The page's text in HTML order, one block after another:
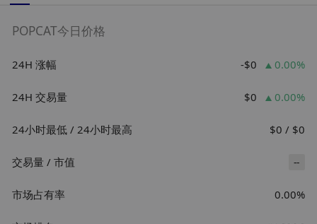
POPCAT今日价格
24H 涨幅 -$0 0.00%
24H 交易量 $0 0.00%
24小时最低 / 24小时最高 $0 / $0
交易量 / 市值 --
市场占有率 0.00%